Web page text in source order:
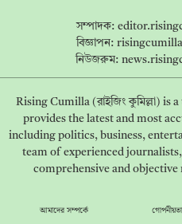
সম্পাদক:
বিজ্ঞাপন:
নিউজরুম:
Rising Cumilla (রাইজিং কুমিল্লা)
provides the latest and most
including politics, business,
team of experienced
comprehensive and objective
আমাদের সম্পর্কে